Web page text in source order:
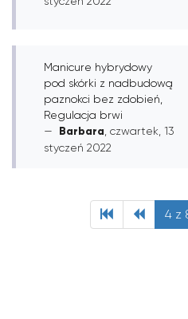
Manicure hybrydowy
pod skórki z nadbudową
paznokci bez zdobień,
Regulacja brwi
Barbara , czwartek, 13
styczeń 2022
4 z